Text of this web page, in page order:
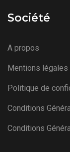
Société
A propos
Mentions légales
Politique de
Conditions
Conditions